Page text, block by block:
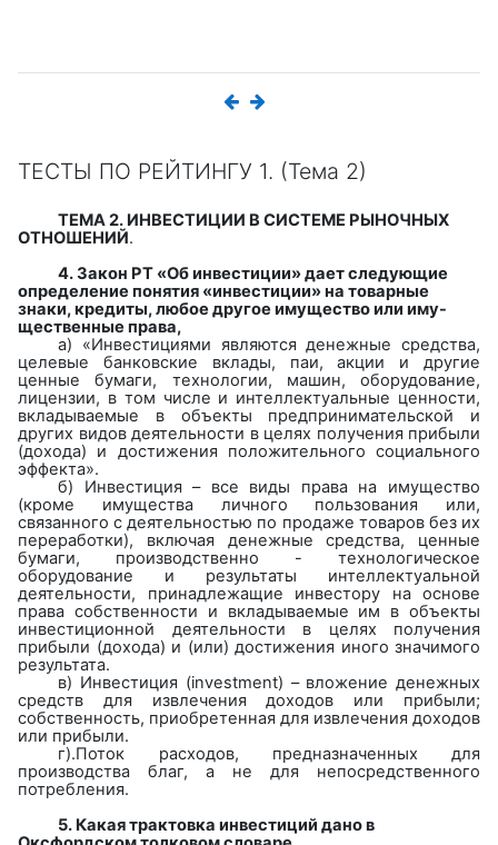
ТЕСТЫ ПО РЕЙТИНГУ 1. (Тема 2)
ТЕМА 2. ИНВЕСТИЦИИ В СИСТЕМЕ РЫНОЧНЫХ
ОТНОШЕНИЙ.
4. Закон РТ «Об инвестиции» дает следующие
определение понятия «инвестиции» на товарные
знаки, кредиты, любое другое имущество или иму-
щественные права,
а) «Инвестициями являются денежные средства,
целевые банковские вклады, паи, акции и другие
ценные бумаги, технологии, машин, оборудование,
лицензии, в том числе и интеллектуальные ценности,
вкладываемые в объекты предпринимательской и
других видов деятельности в целях получения прибыли
(дохода) и достижения положительного социального
эффекта».
б) Инвестиция – все виды права на имущество
(кроме имущества личного пользования или,
связанного с деятельностью по продаже товаров без их
переработки), включая денежные средства, ценные
бумаги, производственно - технологическое
оборудование
и результаты интеллектуальной
деятельности, принадлежащие инвестору на основе
права собственности и вкладываемые им в объекты
инвестиционной деятельности в целях получения
прибыли (дохода) и (или) достижения иного значимого
результата.
в) Инвестиция (investment) – вложение денежных
средств для извлечения доходов или прибыли;
собственность, приобретенная для извлечения доходов
или прибыли.
г).Поток расходов, предназначенных для
производства благ, а не для непосредственного
потребления.
5. Какая трактовка инвестиций дано в